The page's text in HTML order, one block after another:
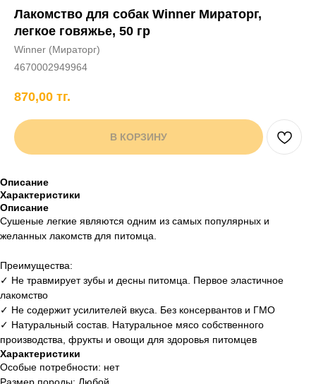
Хорькам
+7 706 407 30 81
Написать в WhatsApp
Лакомство для собак Winner Мираторг,
легкое говяжье, 50 гр
Winner (Мираторг)
4670002949964
870,00 тг.
В КОРЗИНУ
Описание
Характеристики
Описание
Сушеные легкие являются одним из самых популярных и
желанных лакомств для питомца.
Преимущества:
✓ Не травмирует зубы и десны питомца. Первое эластичное
лакомство
✓ Не содержит усилителей вкуса. Без консервантов и ГМО
✓ Натуральный состав. Натуральное мясо собственного
производства, фрукты и овощи для здоровья питомцев
Характеристики
Особые потребности: нет